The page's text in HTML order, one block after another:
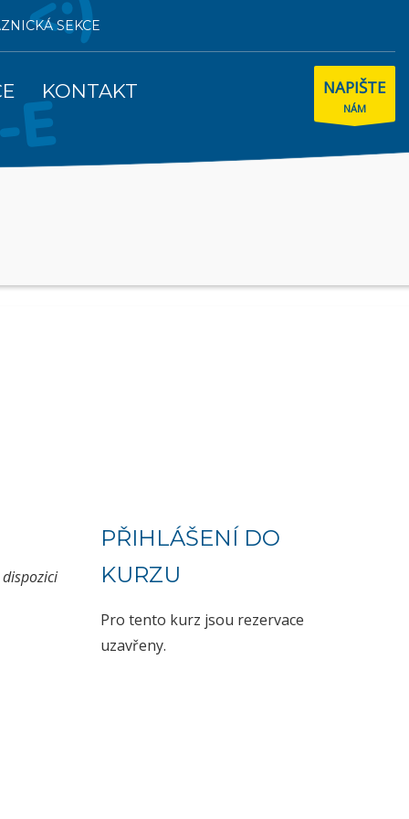
SEKCE
KONTAKT NAPIŠTE
NÁM
PŘIHLÁŠENÍ DO
KURZU
Pro tento kurz jsou rezervace
uzavřeny.